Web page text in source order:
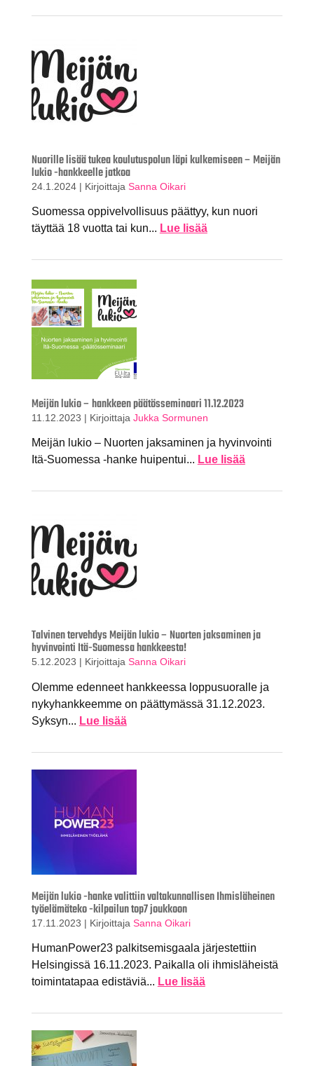
Nuorille lisää tukea koulutuspolun läpi kulkemiseen – Meijän
lukio -hankkeelle jatkoa
24.1.2024 | Kirjoittaja Sanna Oikari
Suomessa oppivelvollisuus päättyy, kun nuori
täyttää 18 vuotta tai kun... Lue lisää
Meijän lukio – hankkeen päätösseminaari 11.12.2023
11.12.2023 | Kirjoittaja Jukka Sormunen
Meijän lukio – Nuorten jaksaminen ja hyvinvointi
Itä-Suomessa -hanke huipentui... Lue lisää
Talvinen tervehdys Meijän lukio – Nuorten jaksaminen ja
hyvinvointi Itä-Suomessa hankkeesta!
5.12.2023 | Kirjoittaja Sanna Oikari
Olemme edenneet hankkeessa loppusuoralle ja
nykyhankkeemme on päättymässä 31.12.2023.
Syksyn... Lue lisää
Meijän lukio -hanke valittiin valtakunnallisen Ihmisläheinen
työelämäteko -kilpailun top7 joukkoon
17.11.2023 | Kirjoittaja Sanna Oikari
HumanPower23 palkitsemisgaala järjestettiin
Helsingissä 16.11.2023. Paikalla oli ihmisläheistä
toimintatapaa edistäviä... Lue lisää